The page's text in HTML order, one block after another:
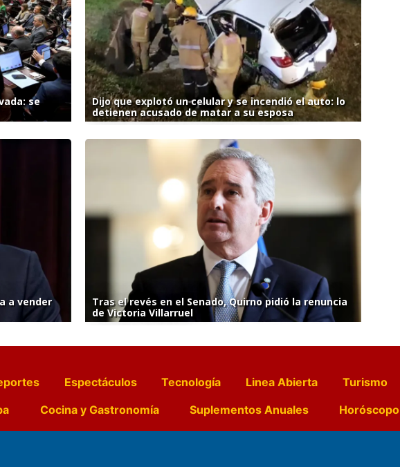
se
Dijo que explotó un celular y se incendió el auto: lo
detienen acusado de matar a su esposa
a vender
Tras el revés en el Senado, Quirno pidió la renuncia
de Victoria Villarruel
Espectáculos Tecnología Linea Abierta Turismo
Cocina y Gastronomía Suplementos Anuales Horóscopo